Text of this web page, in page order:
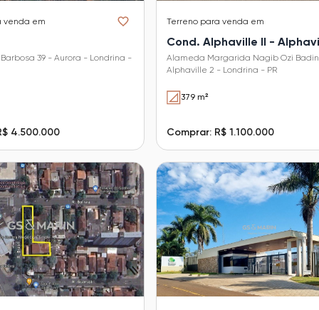
venda em
39 - Aurora - Londrina -
4.500.000
Terreno para venda em
Cond. Alphaville II -
Alameda Margarida Nagib Ozi
Alphaville 2 - Londrina - PR
379 m²
Comprar: R$ 1.100.000